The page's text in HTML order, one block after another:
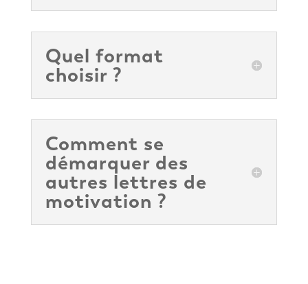
Quel format
choisir ?
Comment se
démarquer des
autres lettres de
motivation ?